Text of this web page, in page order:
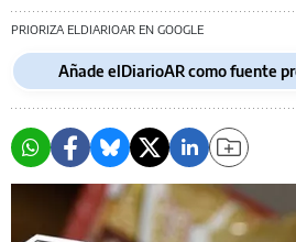
PRIORIZA ELDIARIOAR EN GOOGLE
Añade elDiarioAR como fuente